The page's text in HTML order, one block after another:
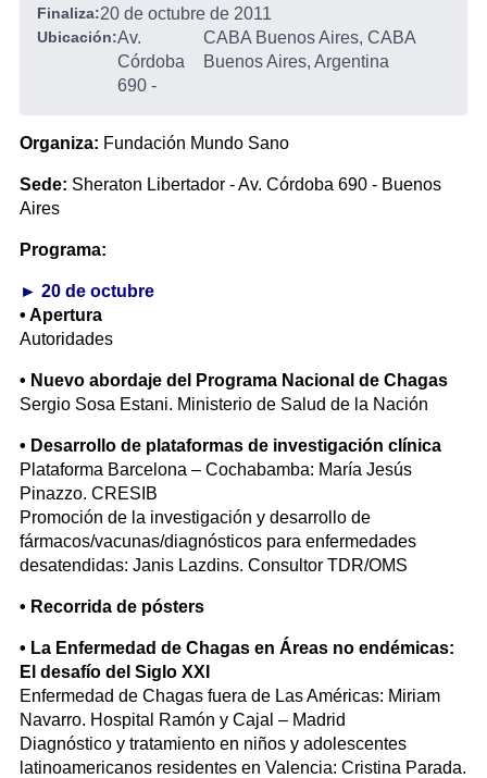
Finaliza:20 de octubre de 2011
Ubicación:Av.
Córdoba
690 -
CABA Buenos Aires, CABA
Buenos Aires, Argentina
Organiza: Fundación Mundo Sano
Sede: Sheraton Libertador - Av. Córdoba 690 - Buenos
Aires
Programa:
► 20 de octubre
• Apertura
Autoridades
• Nuevo abordaje del Programa Nacional de Chagas
Sergio Sosa Estani. Ministerio de Salud de la Nación
• Desarrollo de plataformas de investigación clínica
Plataforma Barcelona – Cochabamba: María Jesús
Pinazzo. CRESIB
Promoción de la investigación y desarrollo de
fármacos/vacunas/diagnósticos para enfermedades
desatendidas: Janis Lazdins. Consultor TDR/OMS
• Recorrida de pósters
• La Enfermedad de Chagas en Áreas no endémicas:
El desafío del Siglo XXI
Enfermedad de Chagas fuera de Las Américas: Miriam
Navarro. Hospital Ramón y Cajal – Madrid
Diagnóstico y tratamiento en niños y adolescentes
latinoamericanos residentes en Valencia: Cristina Parada.